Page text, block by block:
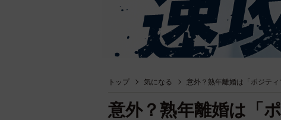
トップ 気になる 意外？熟年離婚は「ポジテ
意外？熟年離婚は「